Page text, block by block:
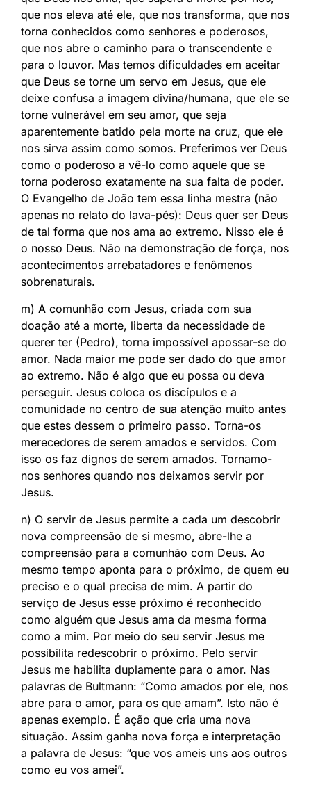
que nos eleva até ele, que nos transforma, que nos
torna conhecidos como senhores e poderosos,
que nos abre o caminho para o transcendente e
para o louvor. Mas temos dificuldades em aceitar
que Deus se torne um servo em Jesus, que ele
deixe confusa a imagem divina/humana, que ele se
torne vulnerável em seu amor, que seja
aparentemente batido pela morte na cruz, que ele
nos sirva assim como somos. Preferimos ver Deus
como o poderoso a vê-lo como aquele que se
torna poderoso exatamente na sua falta de poder.
O Evangelho de João tem essa linha mestra (não
apenas no relato do lava-pés): Deus quer ser Deus
de tal forma que nos ama ao extremo. Nisso ele é
o nosso Deus. Não na demonstração de força, nos
acontecimentos arrebatadores e fenômenos
sobrenaturais.
m) A comunhão com Jesus, criada com sua
doação até a morte, liberta da necessidade de
querer ter (Pedro), torna impossível apossar-se do
amor. Nada maior me pode ser dado do que amor
ao extremo. Não é algo que eu possa ou deva
perseguir. Jesus coloca os discípulos e a
comunidade no centro de sua atenção muito antes
que estes dessem o primeiro passo. Torna-os
merecedores de serem amados e servidos. Com
isso os faz dignos de serem amados. Tornamo-
nos senhores quando nos deixamos servir por
Jesus.
n) O servir de Jesus permite a cada um descobrir
nova compreensão de si mesmo, abre-lhe a
compreensão para a comunhão com Deus. Ao
mesmo tempo aponta para o próximo, de quem eu
preciso e o qual precisa de mim. A partir do
serviço de Jesus esse próximo é reconhecido
como alguém que Jesus ama da mesma forma
como a mim. Por meio do seu servir Jesus me
possibilita redescobrir o próximo. Pelo servir
Jesus me habilita duplamente para o amor. Nas
palavras de Bultmann: “Como amados por ele, nos
abre para o amor, para os que amam”. Isto não é
apenas exemplo. É ação que cria uma nova
situação. Assim ganha nova força e interpretação
a palavra de Jesus: “que vos ameis uns aos outros
como eu vos amei”.